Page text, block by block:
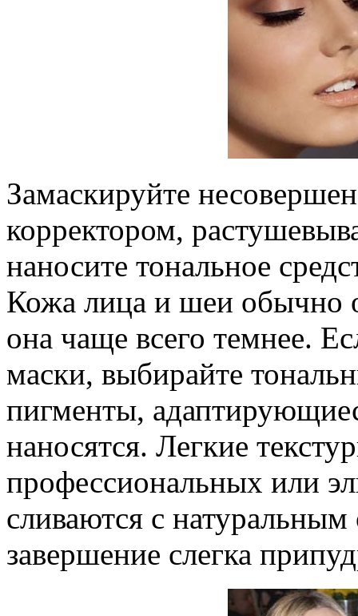
Замаскируйте
корректором,
наносите тональное
Кожа лица и шеи обычно
она чаще всего темнее.
маски, выбирайте
пигменты,
наносятся. Легкие
профессиональных или
сливаются с
завершение слегка